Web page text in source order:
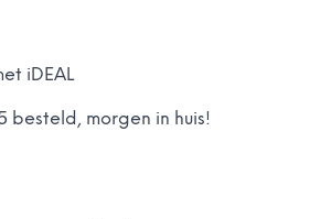
iDEAL
besteld, morgen in huis!